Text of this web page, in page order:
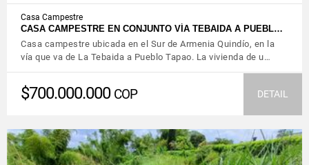
Casa Campestre
CASA CAMPESTRE EN CONJUNTO VÍA TEBAIDA A PUEBL…
Casa campestre ubicada en el Sur de Armenia Quindío, en la
vía que va de La Tebaida a Pueblo Tapao. La vivienda de u…
$700.000.000 COP DETAIL